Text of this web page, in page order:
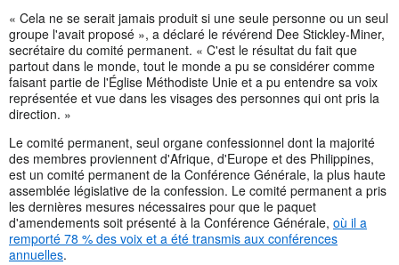
« Cela ne se serait jamais produit si une seule personne ou un seul
groupe l'avait proposé », a déclaré le révérend Dee Stickley-Miner,
secrétaire du comité permanent. « C'est le résultat du fait que
partout dans le monde, tout le monde a pu se considérer comme
faisant partie de l'Église Méthodiste Unie et a pu entendre sa voix
représentée et vue dans les visages des personnes qui ont pris la
direction. »
Le comité permanent, seul organe confessionnel dont la majorité
des membres proviennent d'Afrique, d'Europe et des Philippines,
est un comité permanent de la Conférence Générale, la plus haute
assemblée législative de la confession. Le comité permanent a pris
les dernières mesures nécessaires pour que le paquet
d'amendements soit présenté à la Conférence Générale, où il a
remporté 78 % des voix et a été transmis aux conférences
annuelles.